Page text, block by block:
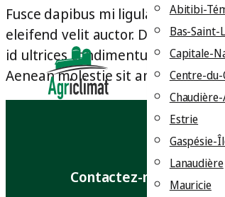
Abitibi-
Bas-Saint-
Capitale-
Centre-du-
Estrie
Gaspésie-
Lanaudière
Mauricie
Fusce dapibus mi ligula, vitae
eleifend velit auctor. Duis
id ultrices condimentum.
Aenean molestie sit amet velit id
Contactez-nous